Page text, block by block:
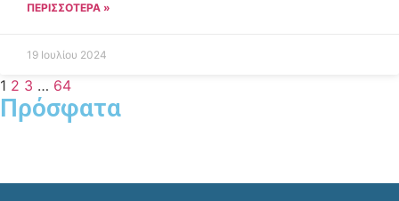
ΠΕΡΙΣΣΌΤΕΡΑ »
19 Ιουλίου 2024
1 2 3 … 64
Πρόσφατα